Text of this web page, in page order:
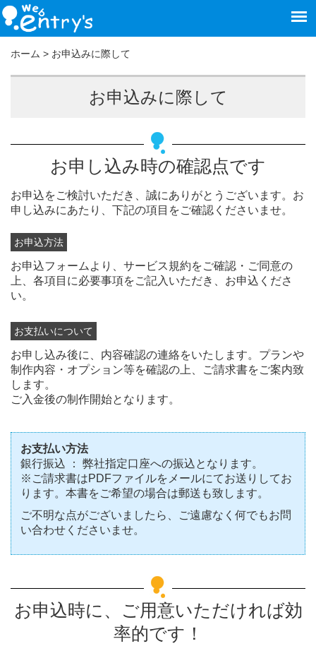
ホーム > お申込みに際して
お申込みに際して
お申し込み時の確認点です
お申込をご検討いただき、誠にありがとうございます。お
申し込みにあたり、下記の項目をご確認くださいませ。
お申込方法
お申込フォームより、サービス規約をご確認・ご同意の
上、各項目に必要事項をご記入いただき、お申込くださ
い。
お支払いについて
お申し込み後に、内容確認の連絡をいたします。プランや
制作内容・オプション等を確認の上、ご請求書をご案内致
します。
ご入金後の制作開始となります。
お支払い方法
銀行振込 ： 弊社指定口座への振込となります。
※ご請求書はPDFファイルをメールにてお送りしてお
ります。本書をご希望の場合は郵送も致します。
ご不明な点がございましたら、ご遠慮なく何でもお問
い合わせくださいませ。
お申込時に、ご用意いただければ効
率的です！